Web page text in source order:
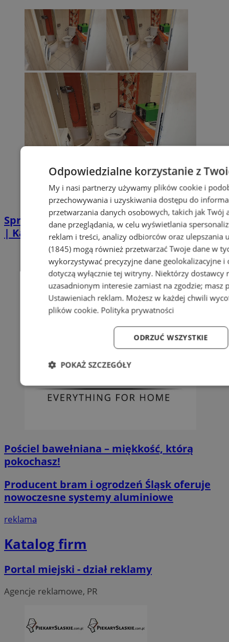
Sprzątanie po zgonie w Piekarach Śląskich
| Kastelnik
Pościel bawełniana – miękkość, którą
pokochasz!
Producent bram i ogrodzeń Śląsk oferuje
nowoczesne systemy aluminiowe
reklama
Katalog firm
Portal miejski - dział reklamy
Agencje reklamowe, PR
Odpowiedzialne korzystanie z
My i nasi partnerzy używamy plików cookie i
przechowywania i uzyskiwania dostępu do
przetwarzania danych osobowych, takich jak
dane przeglądania, w celu wyświetlania
reklam i treści, analizy odbiorców oraz ulepszania
(1845)mogą również przetwarzać Twoje dane w
wykorzystywać precyzyjne dane geolokalizacyjne
dotyczą wyłącznie tej witryny. Niektórzy dostawcy
uzasadnionym interesie zamiast na zgodzie; masz
Ustawieniach reklam. Możesz w każdej chwili
plików cookie. Polityka prywatności
ODRZUĆ WSZYSTKIE
POKAŻ SZCZEGÓŁY
Niezbędne Wydajność Targetowanie
Niezbędne pliki cookie umożliwiają korzystanie z
logowanie użytkownika i zarządzanie kontem. Bez niezbędnych
ze strony internetowej.
MvSessID piekaryslaskie.com.pl